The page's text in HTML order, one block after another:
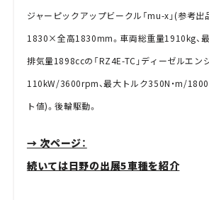
ジャーピックアップビークル「mu-x」(参考
1830×全高1830mm。車両総重量1910kg、
排気量1898ccの「RZ4E-TC」ディーゼルエン
110kW/3600rpm、最大トルク350N・m/
ト値)。後輪駆動。
→ 次ページ：
続いては日野の出展5車種を紹介